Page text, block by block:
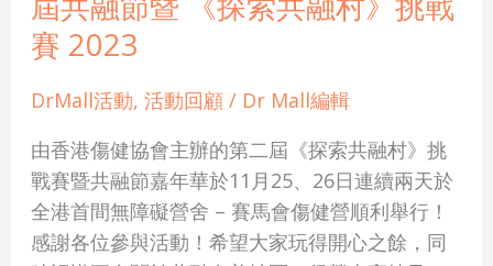
賽 2023
DrMall活動, 活動回顧/ Dr Mall編輯
由香港傷健協會主辦的第二屆《探索共融村》挑
戰賽暨共融節嘉年華於11月25、26日連續兩天於
全港首間無障礙營舍 – 賽馬會傷健營順利舉行！
感謝各位參與活動！希望大家玩得開心之餘，同
第
二
屆
融
節
暨
《探